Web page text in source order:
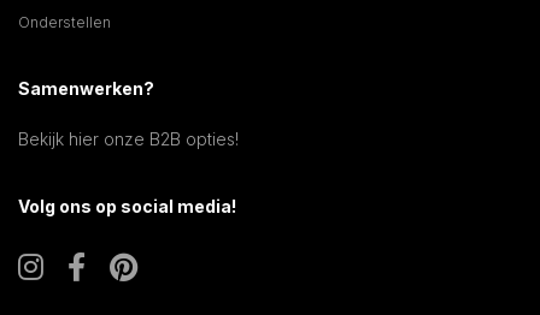
Onderstellen
Samenwerken?
Bekijk hier onze B2B opties!
Volg ons op social media!